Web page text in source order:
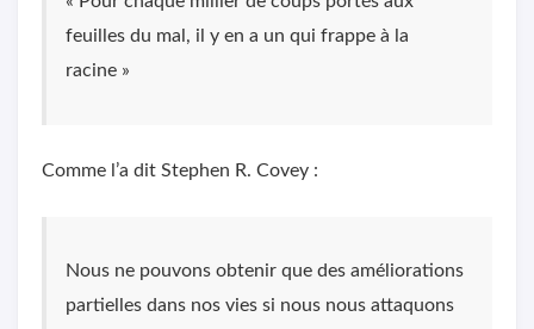
feuilles du mal, il y en a un qui frappe à la
racine »
Comme l’a dit Stephen R. Covey :
Nous ne pouvons obtenir que des améliorations
partielles dans nos vies si nous nous attaquons